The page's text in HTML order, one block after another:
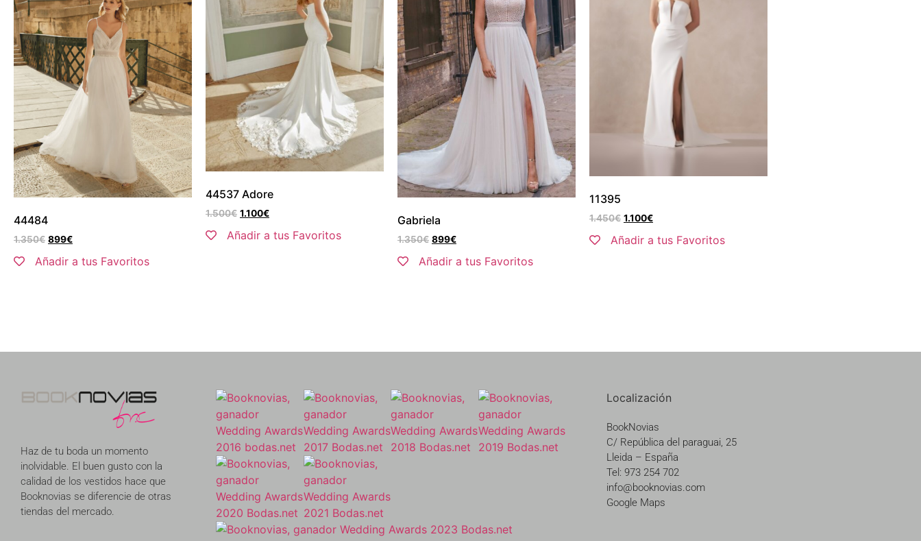
44484
1.350€ 899€
Añadir a tus Favoritos
44537 Adore
1.500€ 1.100€
Añadir a tus Favoritos
Gabriela
1.350€ 899€
Añadir a tus Favoritos
11395
1.450€ 1.100€
Añadir a tus Favoritos
Haz de tu boda un momento
inolvidable. El buen gusto con la
calidad de los vestidos hace que
Booknovias se diferencie de otras
tiendas del mercado.
Localización
BookNovias
C/ República del paraguai, 25
Lleida – España
Tel: 973 254 702
info@booknovias.com
Google Maps